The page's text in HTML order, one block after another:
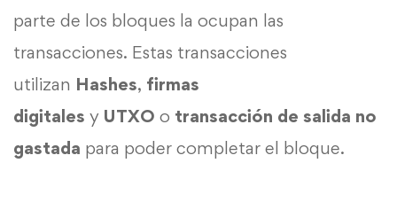
parte de los bloques la ocupan las
transacciones. Estas transacciones
utilizan Hashes, firmas
digitales y UTXO o transacción de salida no
gastada para poder completar el bloque.